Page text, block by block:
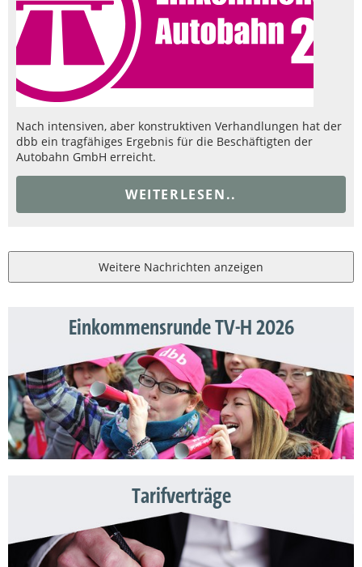
Nach intensiven, aber konstruktiven Verhandlungen hat der
dbb ein tragfähiges Ergebnis für die Beschäftigten der
Autobahn GmbH erreicht.
WEITERLESEN..
Weitere Nachrichten anzeigen
Einkommensrunde TV-H 2026
Tarifverträge